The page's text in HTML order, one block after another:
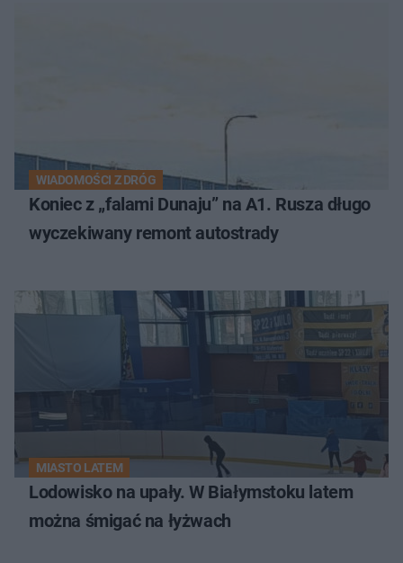
WIADOMOŚCI Z DRÓG
Koniec z „falami Dunaju” na A1. Rusza długo
wyczekiwany remont autostrady
MIASTO LATEM
Lodowisko na upały. W Białymstoku latem
można śmigać na łyżwach